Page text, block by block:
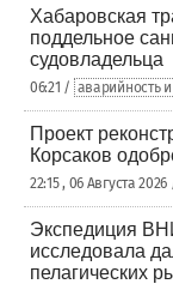
Хабаровская
поддельное
судовладельца
06:21 / аварийность
Проект
Корсаков
22:15 , 06 Августа
Экспедиция
исследовала
пелагических